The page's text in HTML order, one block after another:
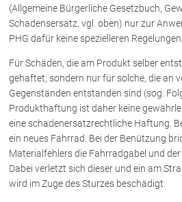
Unternehmensnachfolge in der
Familie
Wichtige Vertragsklauseln bei Kauf-
Check dein Recht/Erbrecht
Schenkung von Immobilien
Checklisten: Haus-, Wohnungs- und
Grundstückkauf
Checkliste: Immobilienertragssteuer
Checkliste: Mietvertrag
Checkliste: GmbH-Gründung
Checkliste: Gewerbeanm. durch jur.
(Allgemeine Bürgerliche Gesetzbuch,
Schadensersatz, vgl. oben) nur zur
PHG dafür keine spezielleren
Für Schäden, die am Produkt selber
gehaftet, sondern nur für solche, die an
Gegenständen entstanden sind (sog.
Produkthaftung ist daher keine
eine schadenersatzrechtliche Haftung.
ein neues Fahrrad. Bei der Benützung
Materialfehlers die Fahrradgabel und
Dabei verletzt sich dieser und ein am
wird im Zuge des Sturzes beschädigt.